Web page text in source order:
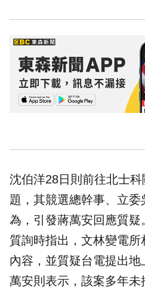
沈伯洋28日則前往北士
題，其競選總幹事、立
為，引發蔣萬安回應質
質詢時指出，文林變電
內容，並質疑台電提出
萬安則表示，該案多年